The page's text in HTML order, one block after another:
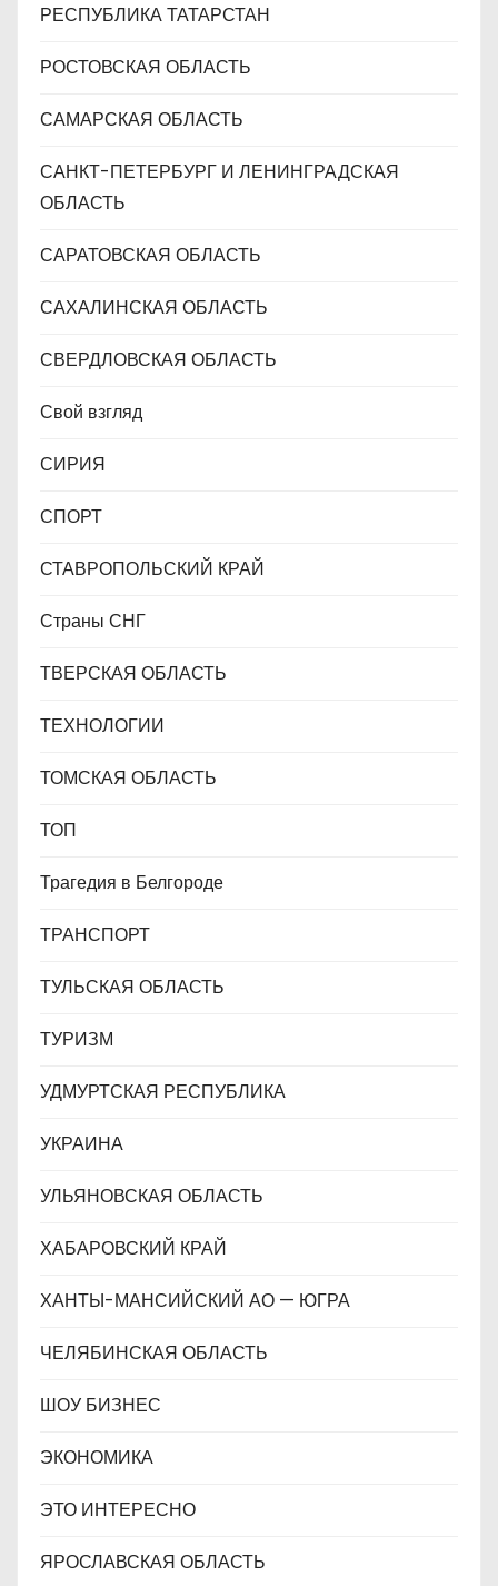
РЕСПУБЛИКА ТАТАРСТАН
РОСТОВСКАЯ ОБЛАСТЬ
САМАРСКАЯ ОБЛАСТЬ
САНКТ-ПЕТЕРБУРГ И ЛЕНИНГРАДСКАЯ
ОБЛАСТЬ
САРАТОВСКАЯ ОБЛАСТЬ
САХАЛИНСКАЯ ОБЛАСТЬ
СВЕРДЛОВСКАЯ ОБЛАСТЬ
Свой взгляд
СИРИЯ
СПОРТ
СТАВРОПОЛЬСКИЙ КРАЙ
Страны СНГ
ТВЕРСКАЯ ОБЛАСТЬ
ТЕХНОЛОГИИ
ТОМСКАЯ ОБЛАСТЬ
ТОП
Трагедия в Белгороде
ТРАНСПОРТ
ТУЛЬСКАЯ ОБЛАСТЬ
ТУРИЗМ
УДМУРТСКАЯ РЕСПУБЛИКА
УКРАИНА
УЛЬЯНОВСКАЯ ОБЛАСТЬ
ХАБАРОВСКИЙ КРАЙ
ХАНТЫ-МАНСИЙСКИЙ АО — ЮГРА
ЧЕЛЯБИНСКАЯ ОБЛАСТЬ
ШОУ БИЗНЕС
ЭКОНОМИКА
ЭТО ИНТЕРЕСНО
ЯРОСЛАВСКАЯ ОБЛАСТЬ